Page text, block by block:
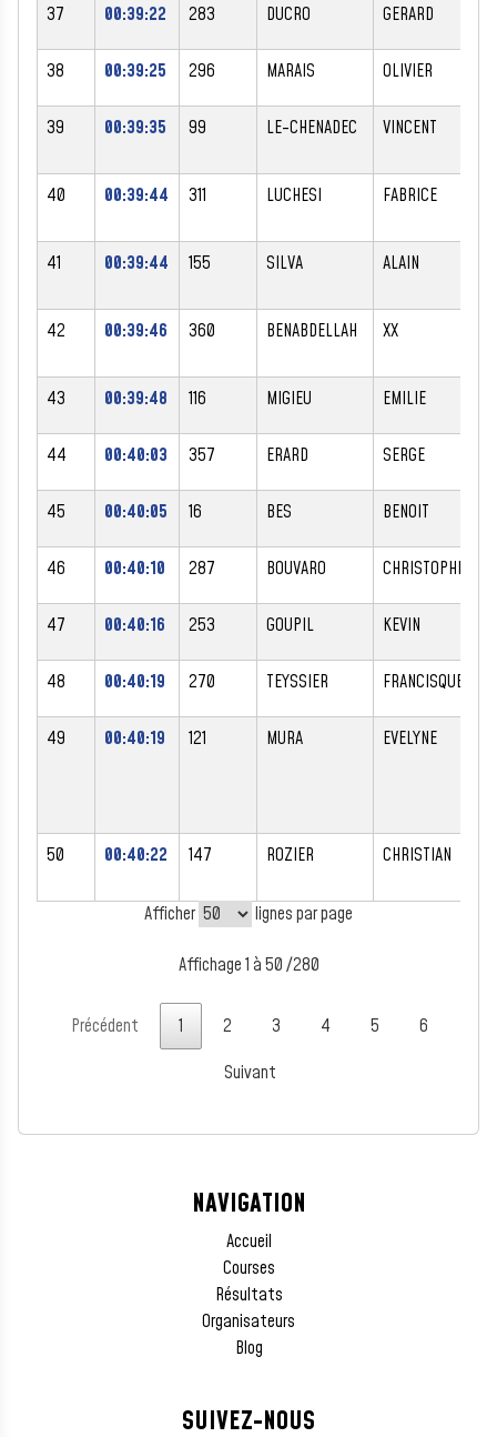
37 00:39:22 283 DUCRO GERARD
38 00:39:25 296 MARAIS OLIVIER
39 00:39:35 99 LE-CHENADEC VINCENT
40 00:39:44 311 LUCHESI FABRICE
41 00:39:44 155 SILVA ALAIN
42 00:39:46 360 BENABDELLAH XX
43 00:39:48 116 MIGIEU EMILIE
44 00:40:03 357 ERARD SERGE
45 00:40:05 16 BES BENOIT
46 00:40:10 287 BOUVARO CHRISTOPHE
47 00:40:16 253 GOUPIL KEVIN
48 00:40:19 270 TEYSSIER FRANCISQUE
49 00:40:19 121 MURA EVELYNE
50 00:40:22 147 ROZIER CHRISTIAN
Afficher lignes par page
Affichage 1 à 50 /280
Précédent 1 2 3 4 5
6
Suivant
NAVIGATION
Accueil
Courses
Résultats
Organisateurs
Blog
SUIVEZ-NOUS